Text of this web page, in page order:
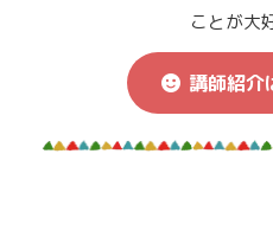
ことが大
講師紹介